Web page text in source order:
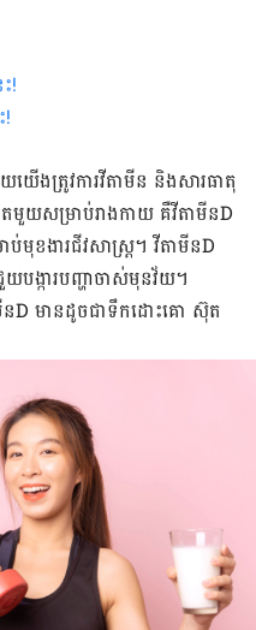
!
!
យើង​ត្រូវការ​វីតាមីន​ និង​សារធាតុ​
មួយ​សម្រាប់​រាងកាយ​ គឺ​វីតាមីន​D
មុខងារ​ជីវសាស្ត្រ។ វីតាមីន​D
បង្ការ​បញ្ហា​ចាស់​មុន​វ័យ។
​D ​មាន​ដូចជា​ទឹក​ដោះ​គោ​ ស៊ុត​